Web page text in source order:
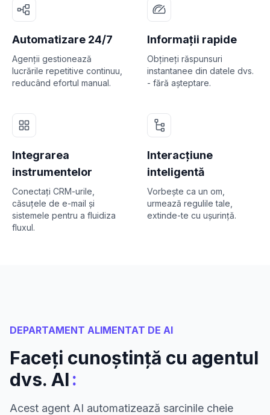
Automatizare 24/7
Agenții gestionează
lucrările repetitive continuu,
reducând efortul manual.
Informații rapide
Obțineți răspunsuri
instantanee din datele dvs.
- fără așteptare.
Integrarea
instrumentelor
Conectați CRM-urile,
căsuțele de e-mail și
sistemele pentru a fluidiza
fluxul.
Interacțiune
inteligentă
Vorbește ca un om,
urmează regulile tale,
extinde-te cu ușurință.
DEPARTAMENT ALIMENTAT DE AI
Faceți cunoștință cu agentul
dvs. AI:
Acest agent AI automatizează sarcinile cheie